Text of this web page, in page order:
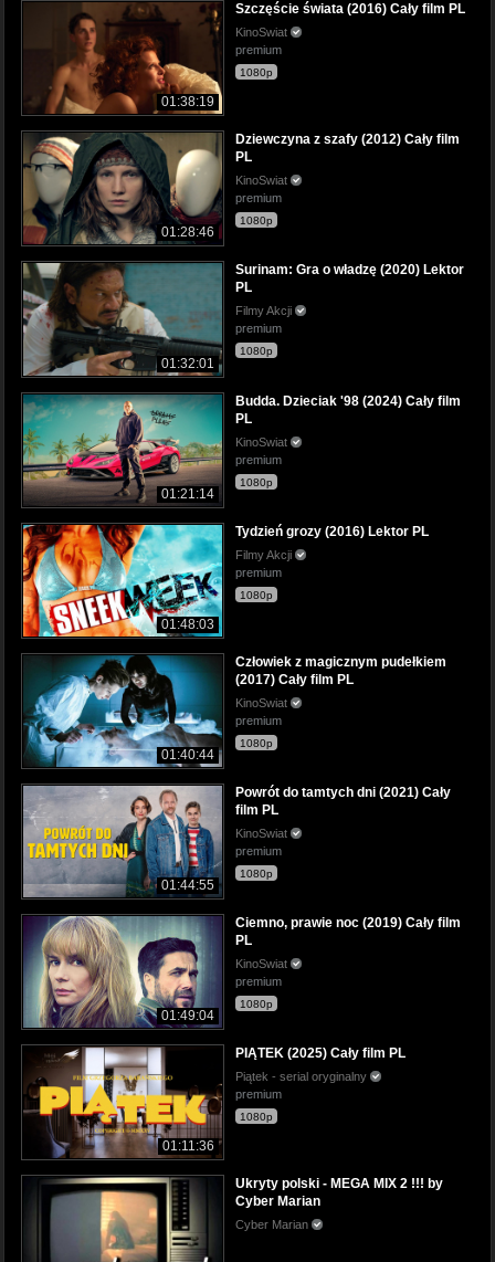
01:38:19
Szczęście świata (2016) Cały film PL
KinoSwiat
premium
1080p
01:28:46
Dziewczyna z szafy (2012) Cały film
PL
KinoSwiat
premium
1080p
01:32:01
Surinam: Gra o władzę (2020) Lektor
PL
Filmy Akcji
premium
1080p
01:21:14
Budda. Dzieciak '98 (2024) Cały film
PL
KinoSwiat
premium
1080p
01:48:03
Tydzień grozy (2016) Lektor PL
Filmy Akcji
premium
1080p
01:40:44
Człowiek z magicznym pudełkiem
(2017) Cały film PL
KinoSwiat
premium
1080p
01:44:55
Powrót do tamtych dni (2021) Cały
film PL
KinoSwiat
premium
1080p
01:49:04
Ciemno, prawie noc (2019) Cały film
PL
KinoSwiat
premium
1080p
01:11:36
PIĄTEK (2025) Cały film PL
Piątek - serial oryginalny
premium
1080p
Ukryty polski - MEGA MIX 2 !!! by
Cyber Marian
Cyber Marian